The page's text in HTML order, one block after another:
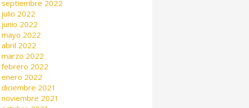
septiembre 2022
julio 2022
junio 2022
mayo 2022
abril 2022
marzo 2022
febrero 2022
enero 2022
diciembre 2021
noviembre 2021